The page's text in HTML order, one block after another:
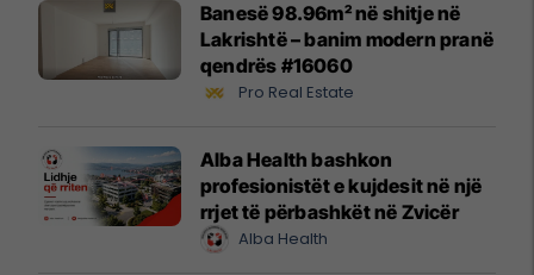
Banesë 98.96m² në shitje në
Lakrishtë – banim modern pranë
qendrës #16060
Pro Real Estate
Alba Health bashkon
profesionistët e kujdesit në një
rrjet të përbashkët në Zvicër
Alba Health